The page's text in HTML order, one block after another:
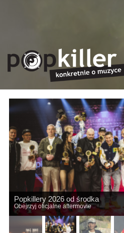
Popkillery 2026 od środka
Obejrzyj oficjalne aftermovie